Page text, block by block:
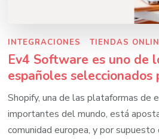
INTEGRACIONES TIENDAS
Ev4 Software es uno de
españoles seleccionados
Shopify, una de las plataformas de
importantes del mundo, está
comunidad europea, y por supuesto